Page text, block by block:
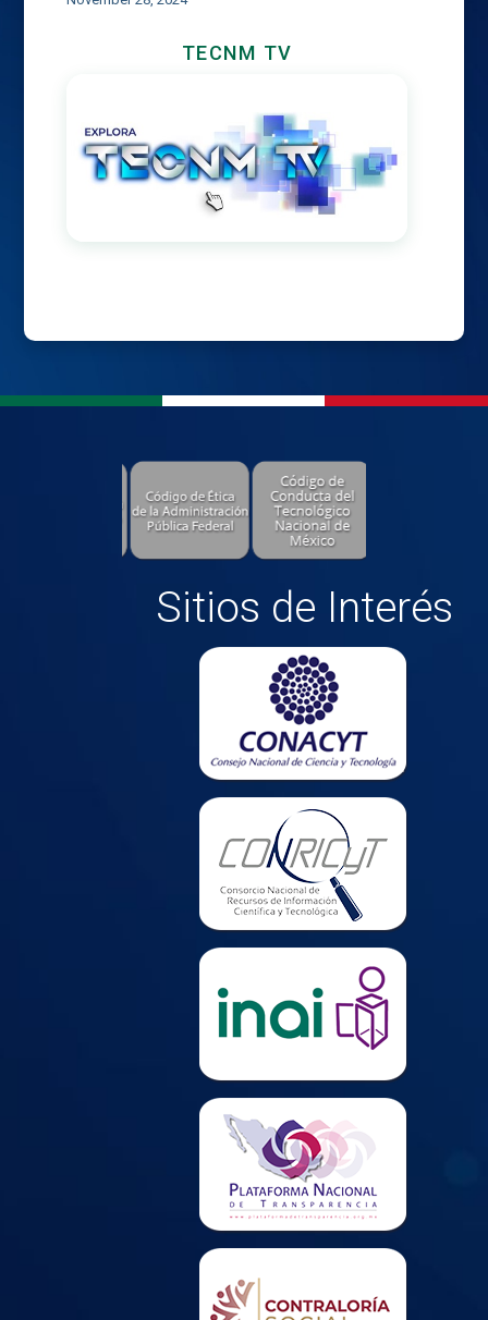
TECNM TV
Sitios de Interés